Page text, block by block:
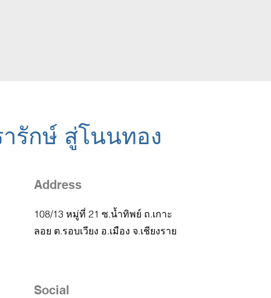
รักษ์ สู่โนนทอง
Address
108/13 หมู่ที่ 21 ซ.น้ำทิพย์ ถ.เกาะ
ลอย ต.รอบเวียง อ.เมือง จ.เชียงราย
Social